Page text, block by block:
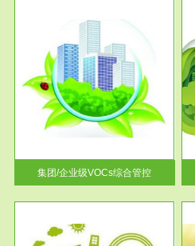
集团/企业级VOCs综合管控
服务范围
政府/园区级VOCs综合管控服务
根据《石化行业挥发性有机物综
合整治方案》文件要求，到2017
年，全...